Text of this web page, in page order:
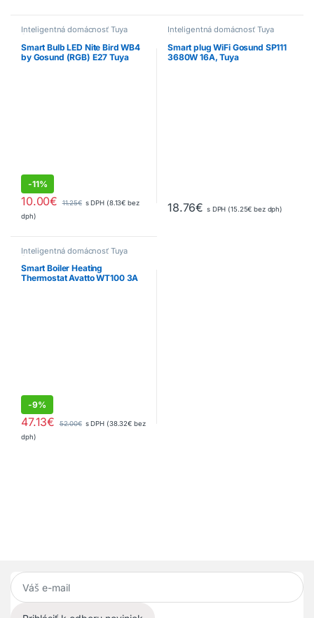
Inteligentná domácnosť Tuya
Smart
Smart Bulb LED Nite Bird WB4
by Gosund (RGB) E27 Tuya
-11%
10.00€ 11.25€ s DPH (8.13€ bez
dph)
Inteligentná domácnosť Tuya
Smart
Smart plug WiFi Gosund SP111
3680W 16A, Tuya
18.76€ s DPH (15.25€ bez dph)
Inteligentná domácnosť Tuya
Smart
Smart Boiler Heating
Thermostat Avatto WT100 3A
-9%
47.13€ 52.00€ s DPH (38.32€bez
dph)